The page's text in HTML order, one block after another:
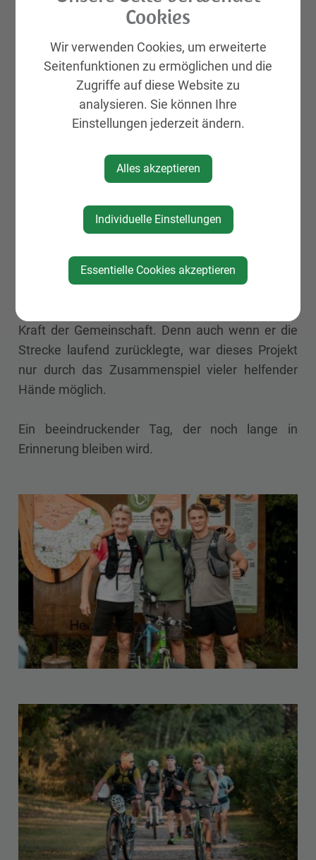
Michael bedankte sich bei allen Mitläuferinnen,
Projekt möglich gemacht hatten. Besonders hob
er die Hilfe seiner Familie hervor, die ihn
unterwegs immer wieder mit Verpflegung,
Getränken und Zuspruch versorgte – ganz gleich,
ob es um Nudeln, Energieriegel oder einfach eine
Flasche Wasser ging.
Mostviertel Rundwanderweges“ setzte Michael
Kraft der Gemeinschaft. Denn auch wenn er die
Strecke laufend zurücklegte, war dieses Projekt
nur durch das Zusammenspiel vieler helfender
Hände möglich.
Ein beeindruckender Tag, der noch lange in
Erinnerung bleiben wird.
Cookies
Wir verwenden Cookies, um erweiterte
Seitenfunktionen zu ermöglichen und die
Zugriffe auf diese Website zu
analysieren. Sie können Ihre
Einstellungen jederzeit ändern.
Alles akzeptieren
Individuelle Einstellungen
Essentielle Cookies akzeptieren